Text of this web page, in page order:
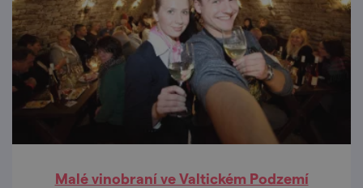
Malé vinobraní ve Valtickém Podzemí